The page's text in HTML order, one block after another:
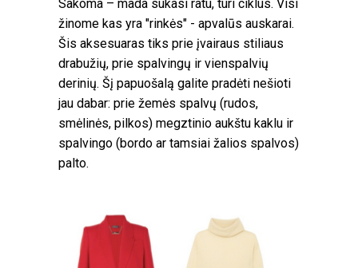
Sakoma – mada sukasi ratu, turi ciklus. Visi
žinome kas yra "rinkės" - apvalūs auskarai.
Šis aksesuaras tiks prie įvairaus stiliaus
drabužių, prie spalvingų ir vienspalvių
derinių. Šį papuošalą galite pradėti nešioti
jau dabar: prie žemės spalvų (rudos,
smėlinės, pilkos) megztinio aukštu kaklu ir
spalvingo (bordo ar tamsiai žalios spalvos)
palto.